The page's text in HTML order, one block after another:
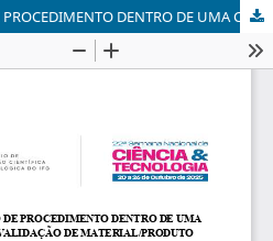
ESTUDO E PREPOSIÇÃO DE PROCEDIMENTO DENTRO DE UMA CONSTRUTORA PARA VALIDAÇÃO DE MATERIAL/PRODUTO